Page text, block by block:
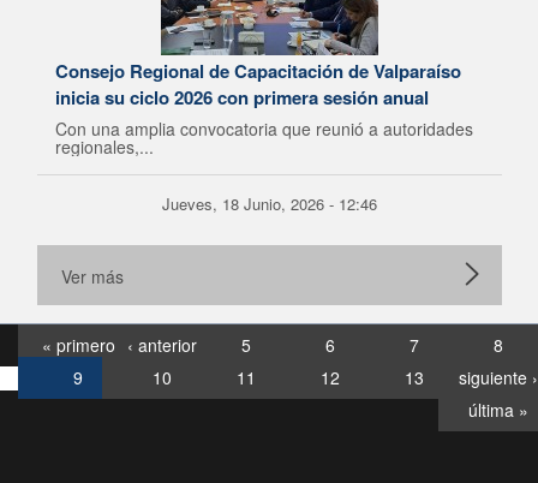
Consejo Regional de Capacitación de Valparaíso
inicia su ciclo 2026 con primera sesión anual
Con una amplia convocatoria que reunió a autoridades
regionales,...
Jueves, 18 Junio, 2026 - 12:46
Ver más
« primero ‹ anterior 5 6 7
8
9
10 11 12 13
siguiente ›
última »